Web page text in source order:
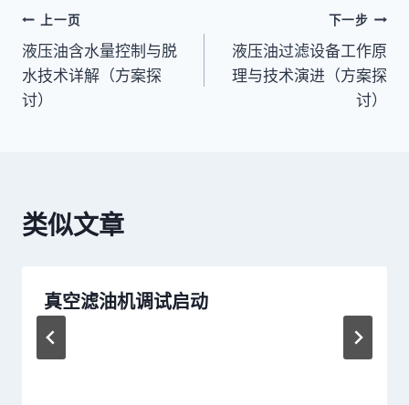
文
章
导
上一页
液压油含水量控制与脱
水技术详解（方案探
讨）
下一步
液压油过滤设备工作原
理与技术演进（方案探
讨）
类似文章
真空滤油机调试启动